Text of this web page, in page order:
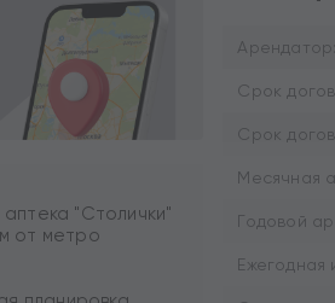
"Столички"
от метро
Арендатор:
Срок
Срок
Месячная
Годовой
Ежегодная